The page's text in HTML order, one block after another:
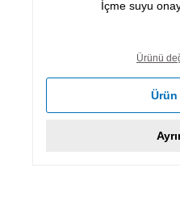
İçme suyu
Ürünü